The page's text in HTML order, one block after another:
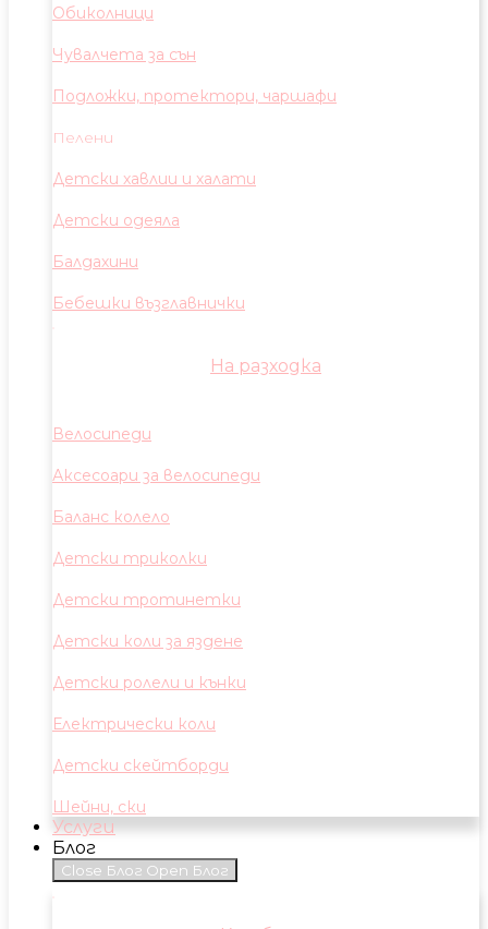
Обиколници
Чувалчета за сън
Подложки, протектори, чаршафи
Пелени
Детски хавлии и халати
Детски одеяла
Балдахини
Бебешки възглавнички
На разходка
Велосипеди
Аксесоари за велосипеди
Баланс колело
Детски триколки
Детски тротинетки
Детски коли за яздене
Детски ролели и кънки
Електрически коли
Детски скейтборди
Шейни, ски
Услуги
Блог
Close Блог Open Блог